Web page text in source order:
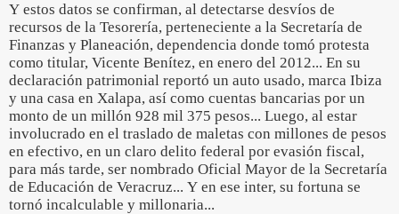
Y estos datos se confirman, al detectarse desvíos de
recursos de la Tesorería, perteneciente a la Secretaría de
Finanzas y Planeación, dependencia donde tomó protesta
como titular, Vicente Benítez, en enero del 2012... En su
declaración patrimonial reportó un auto usado, marca Ibiza
y una casa en Xalapa, así como cuentas bancarias por un
monto de un millón 928 mil 375 pesos... Luego, al estar
involucrado en el traslado de maletas con millones de pesos
en efectivo, en un claro delito federal por evasión fiscal,
para más tarde, ser nombrado Oficial Mayor de la Secretaría
de Educación de Veracruz... Y en ese inter, su fortuna se
tornó incalculable y millonaria...